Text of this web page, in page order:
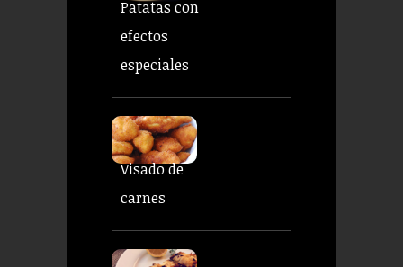
Patatas con
efectos
especiales
Visado de
carnes